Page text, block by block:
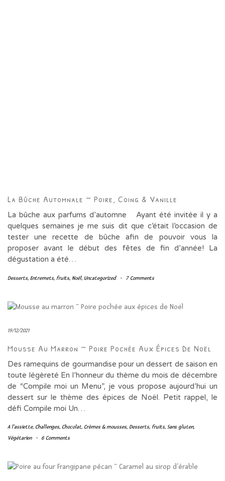
La Bûche Automnale ~ Poire, Coing & Vanille
La bûche aux parfums d’automne Ayant été invitée il y a
quelques semaines je me suis dit que c’était l’occasion de
tester une recette de bûche afin de pouvoir vous la
proposer avant le début des fêtes de fin d’année! La
dégustation a été…
Desserts, Entremets, fruits, Noël, Uncategorized - 7 Comments
19/12/2021
Mousse Au Marron ~ Poire Pochée Aux Épices De Noël
Des ramequins de gourmandise pour un dessert de saison en
toute légèreté En l’honneur du thème du mois de décembre
de “Compile moi un Menu”, je vous propose aujourd’hui un
dessert sur le thème des épices de Noël. Petit rappel, le
défi Compile moi Un…
A l'assiette, Challenges, Chocolat, Crèmes & mousses, Desserts, fruits, Sans gluten,
Végétarien
- 6 Comments